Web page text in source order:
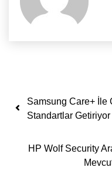
Yazı
Samsung Care+ İle
Standartlar Getiriyor
HP Wolf Security